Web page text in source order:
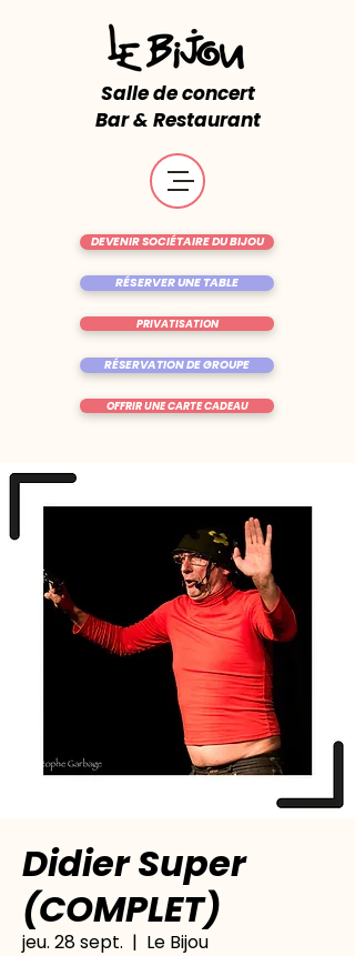
Salle de concert
Bar & Restaurant
RÉSERVER UNE TABLE
OFFRIR UNE CARTE CADEAU
DEVENIR SOCIÉTAIRE DU BIJOU
RÉSERVATION DE GROUPE
PRIVATISATION
Didier Super
(COMPLET)
jeu. 28 sept.
  |
Le Bijou